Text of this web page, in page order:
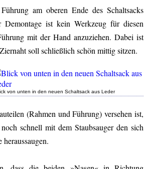
am oberen Ende des Schaltsacks
ist kein Werkzeug für diesen
mit der Hand anzuziehen. Dabei ist
soll schließlich schön mittig sitzen.
von unten in den neuen Schaltsack aus Leder
(Rahmen und Führung) versehen ist,
schnell mit dem Staubsauger den sich